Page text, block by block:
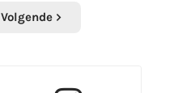
Volgende